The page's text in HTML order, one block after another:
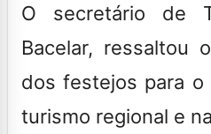
O secretário de
Bacelar, ressaltou
dos festejos para
turismo regional e